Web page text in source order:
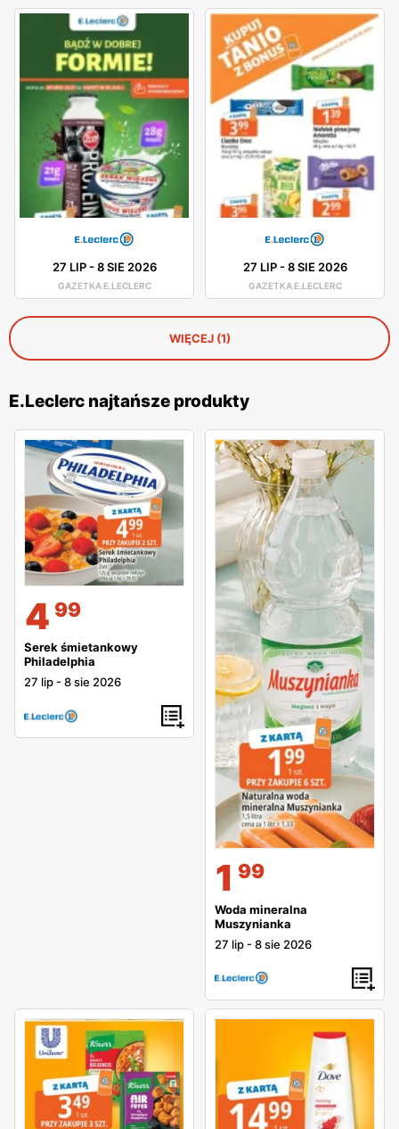
27 LIP-8 SIE 2026
GAZETKA E.LECLERC
27 LIP-8 SIE 2026
GAZETKA E.LECLERC
WIĘCEJ (1)
E.Leclerc najtańsze produkty
4 99
Serek śmietankowy
Philadelphia
27 lip -8 sie 2026
1 99
Woda mineralna
Muszynianka
27 lip -8 sie 2026